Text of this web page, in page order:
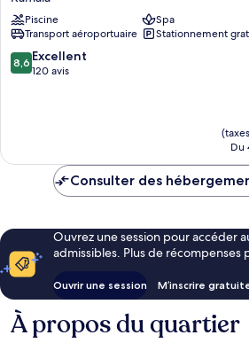
Phuket
Kamala
Beach
Kamala
Piscine
Spa
Transport aéroportuaire
Stationnement
8.6
sur
8,6 Excellent
120 avis
Du
Consulter des
Ouvrez une session pour accéder
admissibles. Plus de récompenses
Ouvrir une session M’inscrire
À propos du quartier